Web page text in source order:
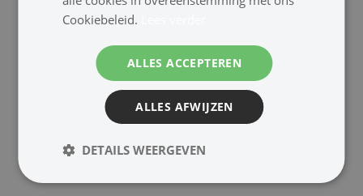
Toaster Citruspers
Cookiebeleid.
ALLES ACCEPTEREN
ALLES AFWIJZEN
DETAILS WEERGEVEN